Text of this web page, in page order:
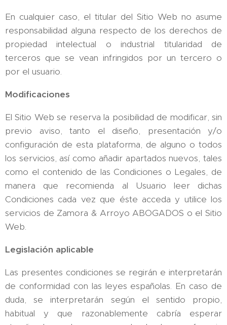
En cualquier caso, el titular del Sitio Web no asume
responsabilidad alguna respecto de los derechos de
propiedad intelectual o industrial titularidad de
terceros que se vean infringidos por un tercero o
por el usuario.
Modificaciones
El Sitio Web se reserva la posibilidad de modificar, sin
previo aviso, tanto el diseño, presentación y/o
configuración de esta plataforma, de alguno o todos
los servicios, así como añadir apartados nuevos, tales
como el contenido de las Condiciones o Legales, de
manera que recomienda al Usuario leer dichas
Condiciones cada vez que éste acceda y utilice los
servicios de Zamora & Arroyo ABOGADOS o el Sitio
Web.
Legislación aplicable
Las presentes condiciones se regirán e interpretarán
de conformidad con las leyes españolas. En caso de
duda, se interpretarán según el sentido propio,
habitual y que razonablemente cabría esperar